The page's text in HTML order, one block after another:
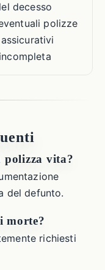
decesso
polizze
polizza vita?
del defunto.
morte?
richiesti